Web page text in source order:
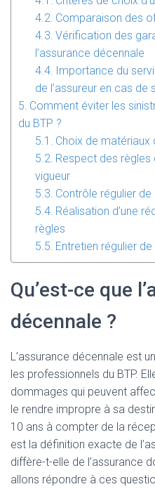
Comparaison des
Vérification des
l’assurance décennale
Importance du
de l’assureur en cas de
Comment éviter les
du BTP ?
Choix de matériaux
Respect des règles
vigueur
Contrôle régulier
Réalisation d’une
règles
Entretien régulier de
Qu’est-ce que
décennale ?
L’assurance décennale est
les professionnels du BTP.
dommages qui peuvent
le rendre impropre à sa
10 ans à compter de la
est la définition exacte de
diffère-t-elle de l’assurance
allons répondre à ces